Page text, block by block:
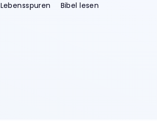
Lebensspuren
Bibel lesen